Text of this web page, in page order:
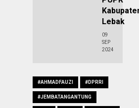
Lebak
09
SEP
2024
#AHMADFAUZI #DPRRI
#JEMBATANGANTUNG